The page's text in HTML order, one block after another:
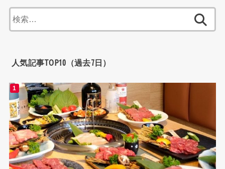
索:
人気記事TOP10（過去7日）